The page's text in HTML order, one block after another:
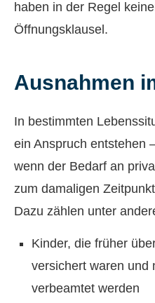
haben in der Regel
Öffnungsklausel.
Ausnahmen
In bestimmten
ein Anspruch entstehen
wenn der Bedarf an
zum damaligen
Dazu zählen unter
Kinder, die früher
versichert waren und
verbeamtet werden